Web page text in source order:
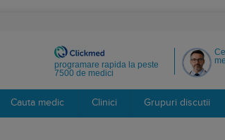
programare rapida la peste
7500 de medici
Cauta medic Clinici Grupuri discutii